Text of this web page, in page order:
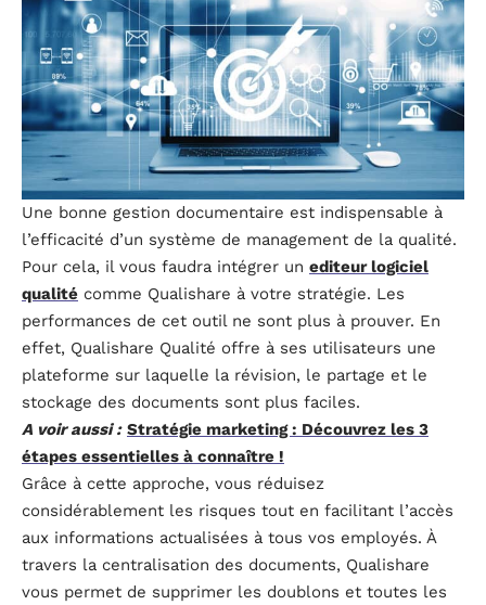
Une bonne gestion documentaire est indispensable à
l’efficacité d’un système de management de la qualité.
Pour cela, il vous faudra intégrer un editeur logiciel
qualité comme Qualishare à votre stratégie. Les
performances de cet outil ne sont plus à prouver. En
effet, Qualishare Qualité offre à ses utilisateurs une
plateforme sur laquelle la révision, le partage et le
stockage des documents sont plus faciles.
A voir aussi : Stratégie marketing : Découvrez les 3
étapes essentielles à connaître !
Grâce à cette approche, vous réduisez
considérablement les risques tout en facilitant l’accès
aux informations actualisées à tous vos employés. À
travers la centralisation des documents, Qualishare
vous permet de supprimer les doublons et toutes les